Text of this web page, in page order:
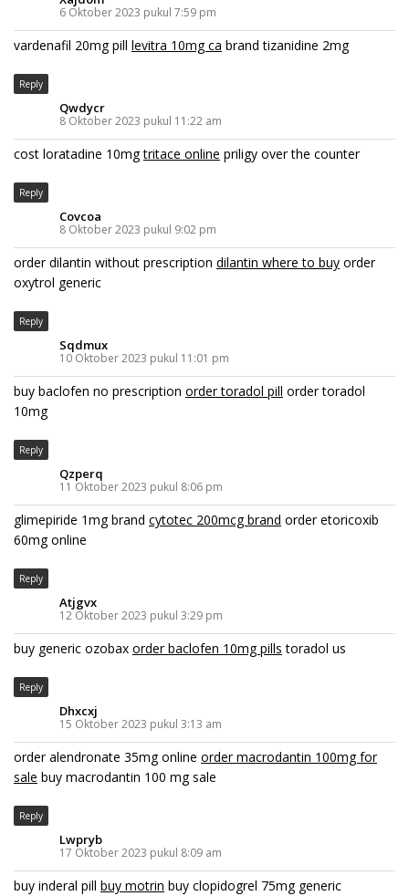
6 Oktober 2023 pukul 7:59 pm
vardenafil 20mg pill levitra 10mg ca brand tizanidine 2mg
Reply
Qwdycr
8 Oktober 2023 pukul 11:22 am
cost loratadine 10mgtritace online priligy over the counter
Reply
Covcoa
8 Oktober 2023 pukul 9:02 pm
order dilantin without prescription dilantin where to buy order
oxytrol generic
Reply
Sqdmux
10 Oktober 2023 pukul 11:01 pm
buy baclofen no prescription order toradol pill order toradol
10mg
Reply
Qzperq
11 Oktober 2023 pukul 8:06 pm
glimepiride 1mg brand cytotec 200mcg brand order etoricoxib
60mg online
Reply
Atjgvx
12 Oktober 2023 pukul 3:29 pm
buy generic ozobax order baclofen 10mg pills toradol us
Reply
Dhxcxj
15 Oktober 2023 pukul 3:13 am
order alendronate 35mg online order macrodantin 100mg for
sale buy macrodantin 100 mg sale
Reply
Lwpryb
17 Oktober 2023 pukul 8:09 am
buy inderal pill buy motrin buy clopidogrel 75mg generic